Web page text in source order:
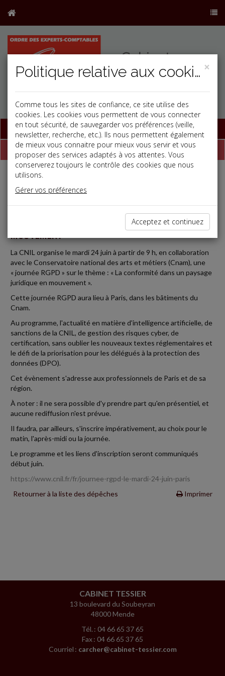
Base documentaire
Dépêches
Vie des affaires
LA CONFORMITÉ DANS UN PAYSAGE JURIDIQUE EN
MOUVEMENT
La CNIL organise le mardi 24 juin à partir de 9 h, en collaboration
avec le Conservatoire national des arts et métiers (Cnam), une
« journée RGPD » sur le thème : « La conformité dans un paysage
juridique en mouvement ».
Cette journée RGPD aura lieu à Paris, dans les bâtiments du
Cnam.
Au programme, l'actualité en matière d'intelligence artificielle, de
sanctions de la CNIL, de gestion des risques cyber, de
certification, sans oublier les nouveaux textes réglementaires et
le défi de la priorisation pour les délégués à la protection des
données (DPO).
Cet évènement s'adresse aux professionnels de Paris et de sa
région.
À noter : il ne sera possible d'y prendre part qu'en présentiel, et
aucune rediffusion n'est prévue.
Il faudra, par ailleurs, s'inscrire impérativement, au choix pour le
matin, l'après-midi ou la journée.
Le programme et les liens d'inscription seront communiqués
début juin.
https://www.cnil.fr/fr/journee-rgpd-le-mardi-24-juin-paris
Retourner à la liste des dépêches
Imprimer
CABINET TESSIER
13 boulevard du Soubeyran
48000 Mende
Tél. : 04 66 65 37 65
Fax : 04 66 65 37 65
Courriel : carcher@cabinet-tessier.com
×
Politique relative aux cookies
Comme tous les sites de confiance, ce site utilise des
cookies. Les cookies vous permettent de vous connecter
en tout sécurité, de sauvegarder vos préférences (veille,
newsletter, recherche, etc.). Ils nous permettent également
de mieux vous connaitre pour mieux vous servir et vous
proposer des services adaptés à vos attentes. Vous
conserverez toujours le contrôle des cookies que nous
utilisons.
Gérer vos préférences
Acceptez et continuez